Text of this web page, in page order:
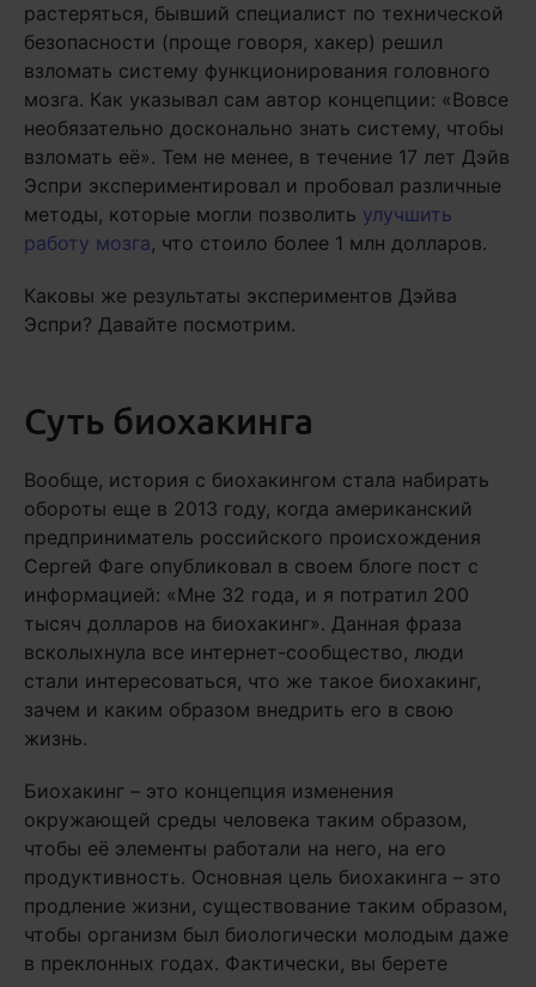
растеряться, бывший специалист по технической
безопасности (проще говоря, хакер) решил
взломать систему функционирования головного
мозга. Как указывал сам автор концепции: «Вовсе
необязательно досконально знать систему, чтобы
взломать её». Тем не менее, в течение 17 лет Дэйв
Эспри экспериментировал и пробовал различные
методы, которые могли позволить улучшить
работу мозга, что стоило более 1 млн долларов.
Каковы же результаты экспериментов Дэйва
Эспри? Давайте посмотрим.
Суть биохакинга
Вообще, история с биохакингом стала набирать
обороты еще в 2013 году, когда американский
предприниматель российского происхождения
Сергей Фаге опубликовал в своем блоге пост с
информацией: «Мне 32 года, и я потратил 200
тысяч долларов на биохакинг». Данная фраза
всколыхнула все интернет-сообщество, люди
стали интересоваться, что же такое биохакинг,
зачем и каким образом внедрить его в свою
жизнь.
Биохакинг – это концепция изменения
окружающей среды человека таким образом,
чтобы её элементы работали на него, на его
продуктивность. Основная цель биохакинга – это
продление жизни, существование таким образом,
чтобы организм был биологически молодым даже
в преклонных годах. Фактически, вы берете